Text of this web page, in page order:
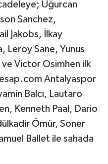
Uğurcan
Sanchez,
Jakobs, İlkay
Leroy Sane, Yunus
ve Victor Osimhen ilk
Antalyaspor
Balcı, Lautaro
Kenneth Paal, Dario
Ömür, Soner
Ballet ile sahada